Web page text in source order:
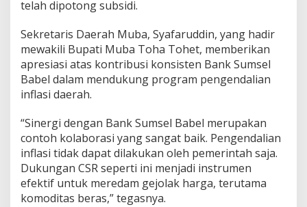
telah dipotong subsidi.
Sekretaris Daerah Muba, Syafaruddin, yang hadir
mewakili Bupati Muba Toha Tohet, memberikan
apresiasi atas kontribusi konsisten Bank Sumsel
Babel dalam mendukung program pengendalian
inflasi daerah.
“Sinergi dengan Bank Sumsel Babel merupakan
contoh kolaborasi yang sangat baik. Pengendalian
inflasi tidak dapat dilakukan oleh pemerintah saja.
Dukungan CSR seperti ini menjadi instrumen
efektif untuk meredam gejolak harga, terutama
komoditas beras,” tegasnya.